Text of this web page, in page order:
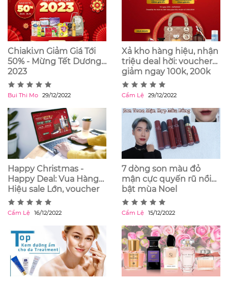
Chiaki.vn Giảm Giá Tới
50% - Mừng Tết Dương
2023
Bui Thi Mo 29/12/2022
Xả kho hàng hiệu, nhận
triệu deal hời: voucher
giảm ngay 100k, 200k
và freeship toàn quốc
Cẩm Lệ 29/12/2022
Happy Christmas -
Happy Deal: Vua Hàng
Hiệu sale Lớn, voucher
tới 200K, tặng Vial nước
hoa miễn phí
Cẩm Lệ 16/12/2022
7 dòng son màu đỏ
mận cực quyến rũ nổi
bật mùa Noel
Cẩm Lệ 15/12/2022